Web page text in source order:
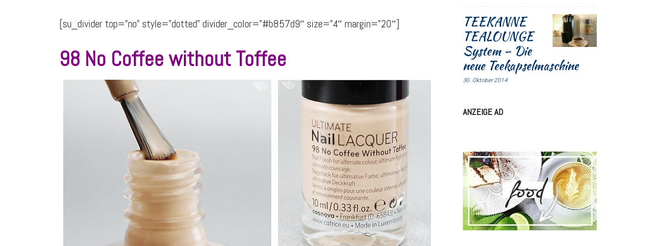
[su_divider top=”no” style=”dotted” divider_color=”#b857d9″ size=”4″ margin=”20″]
98 No Coffee without Toffee
TEEKANNE
TEALOUNGE
System – Die
neue Teekapselmaschine
30. Oktober 2014
ANZEIGE AD